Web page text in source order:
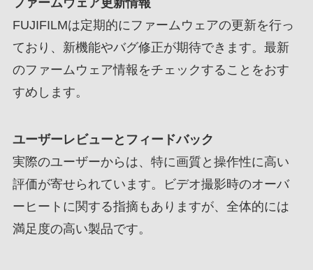
ファームウェア更新情報
FUJIFILMは定期的にファームウェアの更新を行っ
ており、新機能やバグ修正が期待できます。最新
のファームウェア情報をチェックすることをおす
すめします。
ユーザーレビューとフィードバック
実際のユーザーからは、特に画質と操作性に高い
評価が寄せられています。ビデオ撮影時のオーバ
ーヒートに関する指摘もありますが、全体的には
満足度の高い製品です。